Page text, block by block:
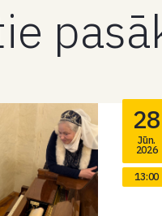
28
Jūn.
2026
13:00